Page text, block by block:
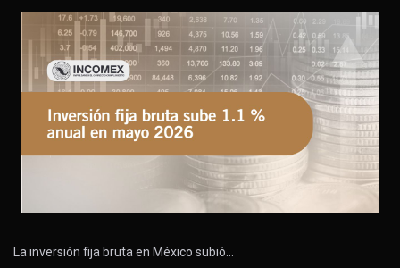
La inversión fija bruta en México subió…